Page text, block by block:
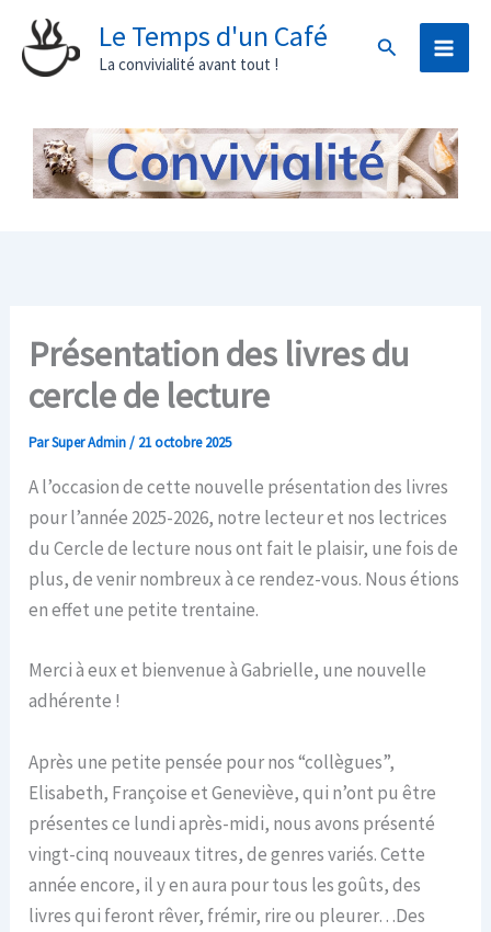
Aller
contenu
Le Temps d'un Café
La convivialité avant tout !
Rechercher
Présentation des livres du
cercle de lecture
ParSuper Admin/ 21 octobre 2025
A l’occasion de cette nouvelle présentation des livres
pour l’année 2025-2026, notre lecteur et nos lectrices
du Cercle de lecture nous ont fait le plaisir, une fois de
plus, de venir nombreux à ce rendez-vous. Nous étions
en effet une petite trentaine.
Merci à eux et bienvenue à Gabrielle, une nouvelle
adhérente !
Après une petite pensée pour nos “collègues”,
Elisabeth, Françoise et Geneviève, qui n’ont pu être
présentes ce lundi après-midi, nous avons présenté
vingt-cinq nouveaux titres, de genres variés. Cette
année encore, il y en aura pour tous les goûts, des
livres qui feront rêver, frémir, rire ou pleurer…Des